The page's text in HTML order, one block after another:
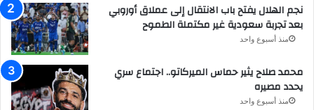
نجم الهلال يفتح باب الانتقال إلى عملاق أوروبي
بعد تجربة سعودية غير مكتملة الطموح
منذ أسبوع واحد
محمد صلاح يثير حماس الميركاتو.. اجتماع سري
يحدد مصيره
منذ أسبوع واحد